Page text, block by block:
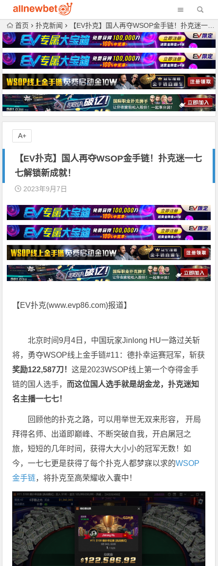
首页 扑克新闻 【EV扑克】国人再夺WSOP金手链！扑克迷一七七解锁新成就！
【EV扑克】国人再夺WSOP金手链！扑克迷一七
七解锁新成就！
2023年9月7日
【EV扑克(www.evp86.com)报道】
北京时间9月4日，中国玩家Jinlong HU一路过关斩
将，勇夺WSOP线上金手链#11：德扑幸运赛冠军，斩获
奖励122,587刀！这是2023WSOP线上第一个夺得金手
链的国人选手， 而这位国人选手就是胡金龙，扑克迷知
名主播一七七！
回顾他的扑克之路，可以用举世无双来形容， 开局
拜得名师、出道即巅峰、不断突破自我，开启屠冠之
旅，短短的几年时间，获得大大小小的冠军无数！如
今，一七七更是获得了每个扑克人都梦寐以求的WSOP
金手链，将扑克至高荣耀收入囊中！
A+